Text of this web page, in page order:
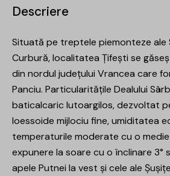
Descriere
Situată pe treptele piemonteze ale
Curbură, localitatea Țifești se
din nordul județului Vrancea care
Panciu. Particularitățile Dealului
baticalcaric lutoargilos, dezvoltat
loessoide mijlociu fine, umiditatea
temperaturile moderate cu o medie
expunere la soare cu o înclinare 3°
apele Putnei la vest și cele ale